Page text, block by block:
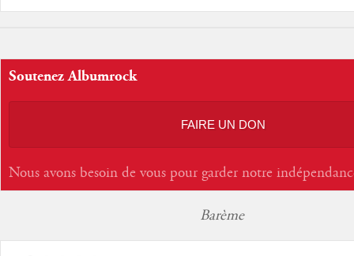
Soutenez Albumrock
FAIRE UN DON
Nous avons besoin de vous pour garder notre
Barème